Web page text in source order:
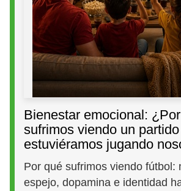
Bienestar emocional:
sufrimos viendo un
estuviéramos jugando
Por qué sufrimos viendo fútbol:
espejo, dopamina e identidad